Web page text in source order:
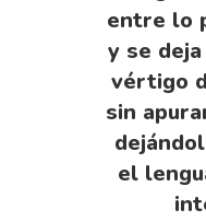
entre lo
y se
vértigo
sin
el